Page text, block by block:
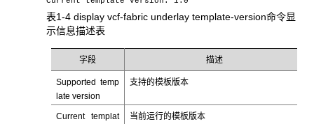
表1-4 display vcf-fabric underlay template-version命令显
示信息描述表
字段 描述
Supported temp
late version
支持的模板版本
Current templat
当前运行的模板版本